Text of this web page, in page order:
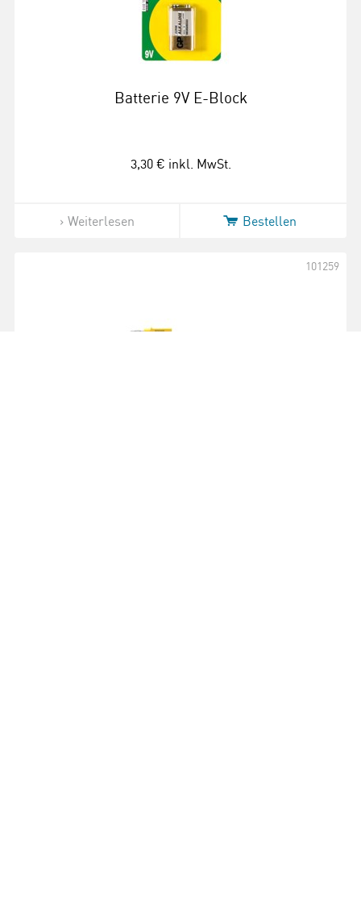
Batterie 9V E-Block
3,30 € inkl. MwSt.
Weiterlesen Bestellen
101259